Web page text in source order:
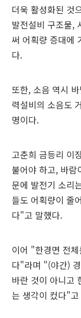
더욱 활성화된 것
발전설비 구조물,
써 어획량 증대에
다.
또한, 소음 역시
력설비의 소음도
명이다.
고춘희 금등리 이
불어야 하고, 바람
문에 발전기 소리
들도 어획량이 줄
다"고 말했다.
이어 "한경면 전
다"라며 "(야간)
바란 것이 아니고
는 생각이 컸다"